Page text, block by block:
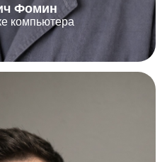
Фомин
компьютера